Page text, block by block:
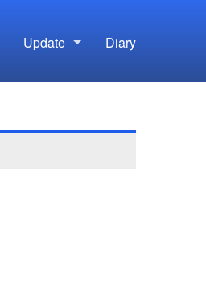
Update Diary